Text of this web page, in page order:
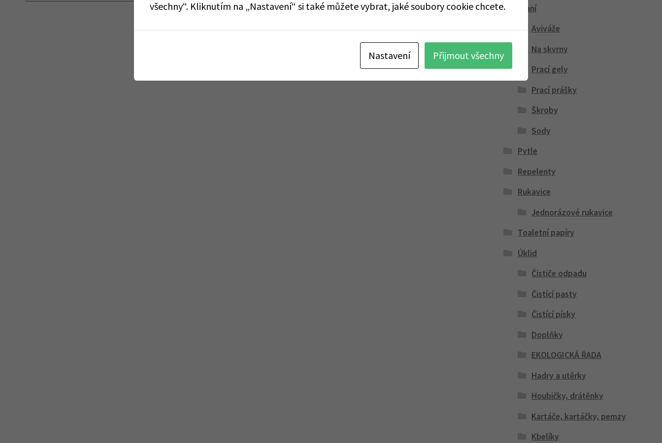
Praní
Aviváže
Na skvrny
Prací gely
Prací prášky
Škroby
Sody
Pytle
Repelenty
Rukavice
Jednorázové rukavice
Toaletní papíry
Úklid
Čističe odpadu
Čistící pasty
Čistící písky
Doplňky
EKOLOGICKÁ ŘADA
Hadry a utěrky
Houbičky, drátěnky
Kartáče, kartáčky, pemzy
Kbelíky
všechny“. Kliknutím na „Nastavení“ si také můžete vybrat, jaké soubory cookie chcete.
Nastavení Přijmout všechny